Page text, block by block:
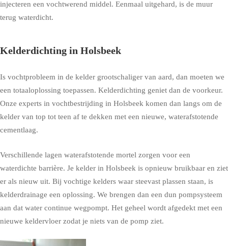
injecteren een vochtwerend middel. Eenmaal uitgehard, is de muur
terug waterdicht.
Kelderdichting in Holsbeek
Is vochtprobleem in de kelder grootschaliger van aard, dan moeten we
een totaaloplossing toepassen. Kelderdichting geniet dan de voorkeur.
Onze experts in vochtbestrijding in Holsbeek komen dan langs om de
kelder van top tot teen af te dekken met een nieuwe, waterafstotende
cementlaag.
Verschillende lagen waterafstotende mortel zorgen voor een
waterdichte barrière. Je kelder in Holsbeek is opnieuw bruikbaar en ziet
er als nieuw uit. Bij vochtige kelders waar steevast plassen staan, is
kelderdrainage een oplossing. We brengen dan een dun pompsysteem
aan dat water continue wegpompt. Het geheel wordt afgedekt met een
nieuwe keldervloer zodat je niets van de pomp ziet.